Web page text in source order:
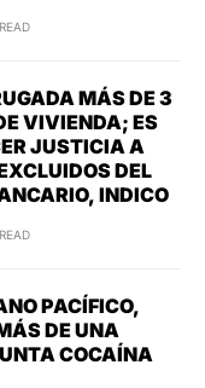
MÁS DE 3
VIVIENDA; ES
JUSTICIA A
DEL
INDICO
PACÍFICO,
DE UNA
COCAÍNA